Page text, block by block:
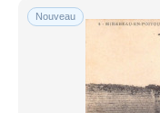
Nouveau